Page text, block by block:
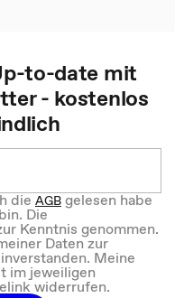
to-date mit
- kostenlos
dieAGBgelesen habe
Die
Kenntnis genommen.
Daten zur
Meine
im jeweiligen
widerrufen.